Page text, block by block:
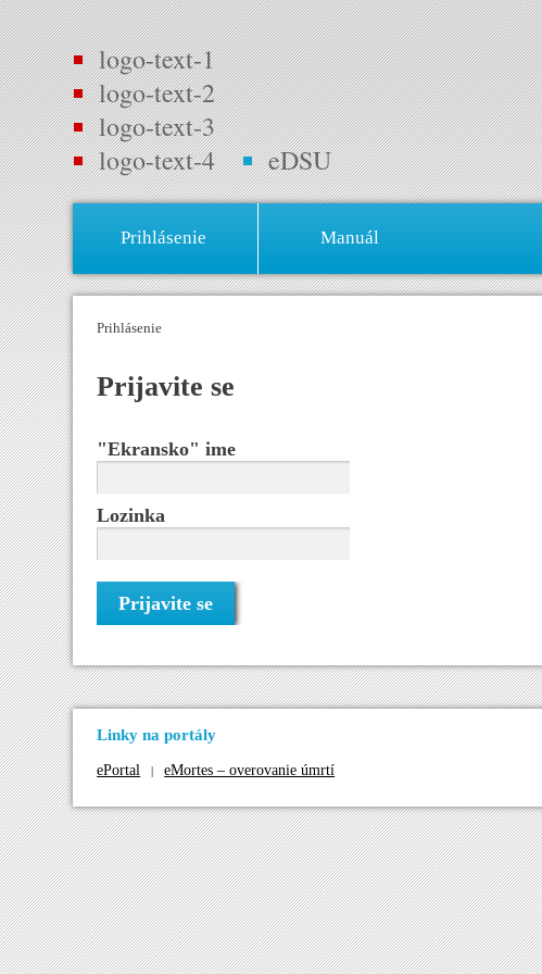
logo-text-1
logo-text-2
logo-text-3
logo-text-4
eDSU
Prihlásenie Manuál
Prihlásenie
Priјavite se
"Ekransko" ime
Lozinka
Linky na portály
ePortal | eMortes – overovanie úmrtí